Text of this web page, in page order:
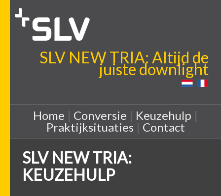
SLV NEW TRIA: Altijd de
juiste downlight
Home | Conversie | Keuzehulp |
Praktijksituaties| Contact
SLV NEW TRIA:
KEUZEHULP